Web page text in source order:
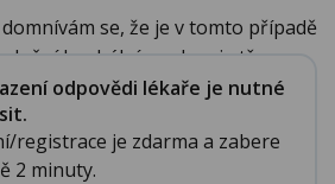
se, že je v tomto případě
lumbální punkce. je tř...
odpovědi lékaře je nutné
registrace je zdarma a zabere
2 minuty.